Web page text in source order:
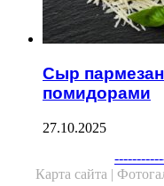
Сыр
помидорами
27.10.2025
Карта сайта |